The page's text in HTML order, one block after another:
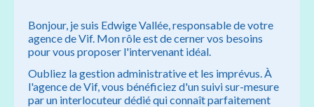
Bonjour, je suis Edwige Vallée, responsable de votre
agence de Vif. Mon rôle est de cerner vos besoins
pour vous proposer l'intervenant idéal.
Oubliez la gestion administrative et les imprévus. À
l'agence de Vif, vous bénéficiez d'un suivi sur-mesure
par un interlocuteur dédié qui connaît parfaitement